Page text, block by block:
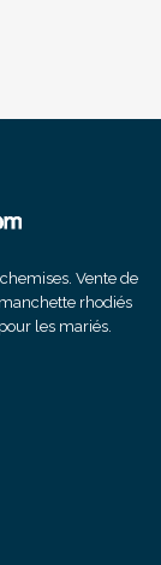
Vente de
rhodiés
les mariés.